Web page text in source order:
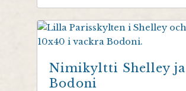
Nimikyltti Shelley ja
Bodoni